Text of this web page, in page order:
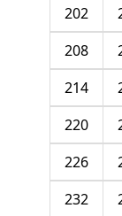
202
208
214
220
226
232